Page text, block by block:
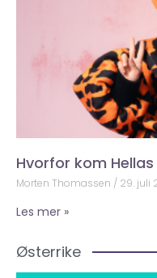
Hvorfor kom Hellas
Morten Thomassen 29. juli
Les mer »
Østerrike